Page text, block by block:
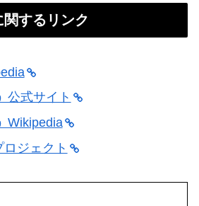
関するリンク
公式サイト
Wikipedia
ジェクト